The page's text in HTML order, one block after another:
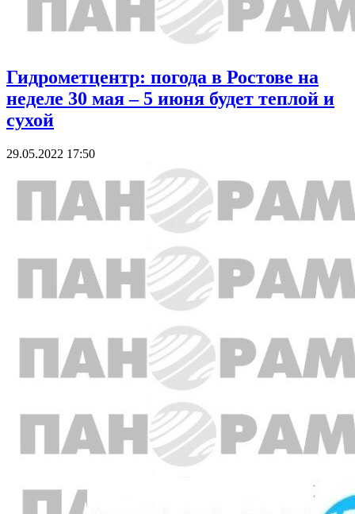
Гидрометцентр: погода в Ростове на
неделе 30 мая – 5 июня будет теплой и
сухой
29.05.2022 17:50